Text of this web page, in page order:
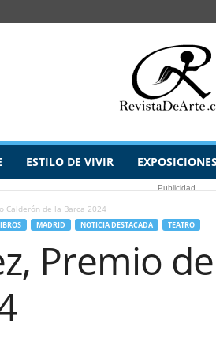
ESTILO DE VIVIR EXPOSICIONES
Publicidad
Calderón de la Barca 2024
MADRID NOTICIA DESTACADA TEATRO
Premio